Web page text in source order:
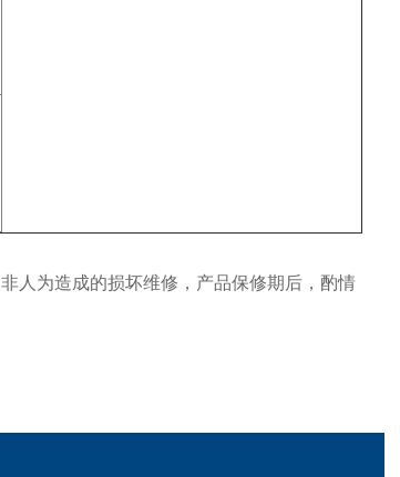
人为造成的损坏维修，产品保修期后，酌情